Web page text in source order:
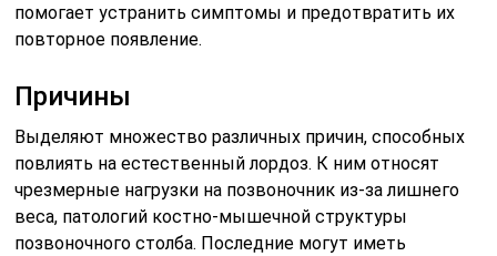
помогает устранить симптомы и предотвратить их
повторное появление.
Причины
Выделяют множество различных причин, способных
повлиять на естественный лордоз. К ним относят
чрезмерные нагрузки на позвоночник из-за лишнего
веса, патологий костно-мышечной структуры
позвоночного столба. Последние могут иметь